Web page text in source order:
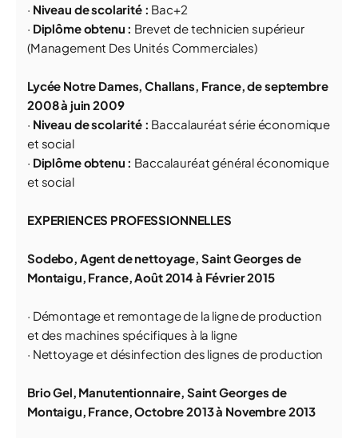
· Niveau de scolarité : Bac+2
· Diplôme obtenu : Brevet de technicien supérieur
(Management Des Unités Commerciales)
Lycée Notre Dames, Challans, France, de septembre
2008 à juin 2009
· Niveau de scolarité : Baccalauréat série économique
et social
· Diplôme obtenu : Baccalauréat général économique
et social
EXPERIENCES PROFESSIONNELLES
Sodebo, Agent de nettoyage, Saint Georges de
Montaigu, France, Août 2014 à Février 2015
· Démontage et remontage de la ligne de production
et des machines spécifiques à la ligne
· Nettoyage et désinfection des lignes de production
Brio Gel, Manutentionnaire, Saint Georges de
Montaigu, France, Octobre 2013 à Novembre 2013